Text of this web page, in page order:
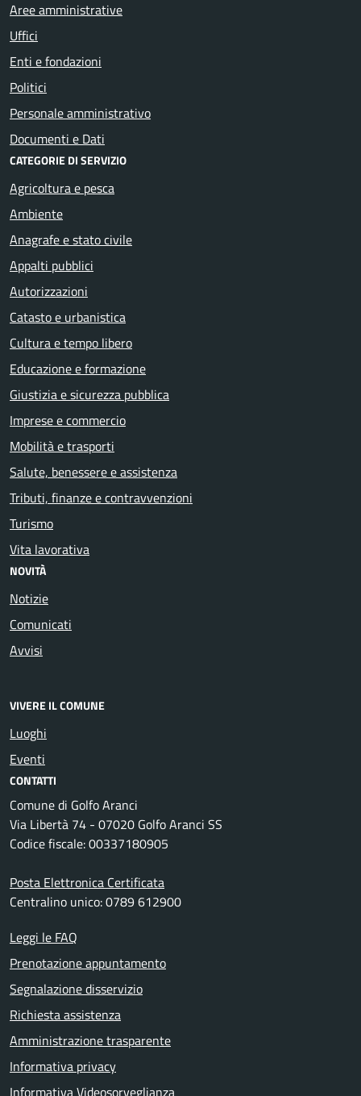
Aree amministrative
Uffici
Enti e fondazioni
Politici
Personale amministrativo
Documenti e Dati
CATEGORIE DI SERVIZIO
Agricoltura e pesca
Ambiente
Anagrafe e stato civile
Appalti pubblici
Autorizzazioni
Catasto e urbanistica
Cultura e tempo libero
Educazione e formazione
Giustizia e sicurezza pubblica
Imprese e commercio
Mobilità e trasporti
Salute, benessere e assistenza
Tributi, finanze e contravvenzioni
Turismo
Vita lavorativa
NOVITÀ
Notizie
Comunicati
Avvisi
VIVERE IL COMUNE
Luoghi
Eventi
CONTATTI
Comune di Golfo Aranci
Via Libertà 74 - 07020 Golfo Aranci SS
Codice fiscale: 00337180905
Posta Elettronica Certificata
Centralino unico: 0789 612900
Leggi le FAQ
Prenotazione appuntamento
Segnalazione disservizio
Richiesta assistenza
Amministrazione trasparente
Informativa privacy
Informativa Videosorveglianza